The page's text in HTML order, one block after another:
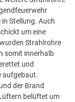
Stellung. Auch
um eine
Strahlrohre
somit innerhalb
und
aufgebaut.
der Brand
belüftet um